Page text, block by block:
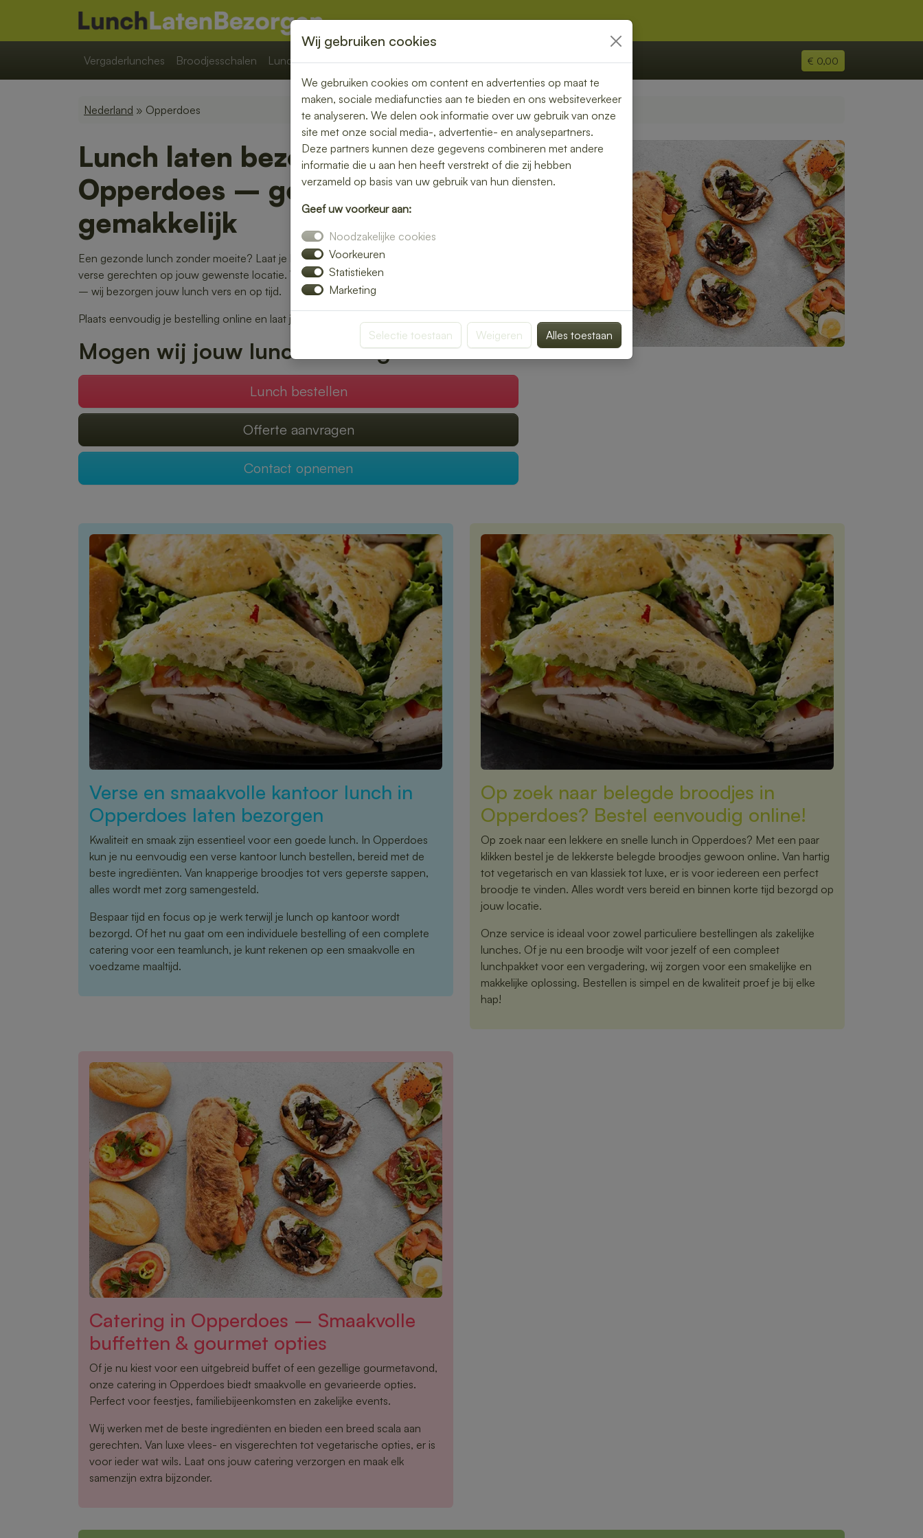
Vergaderlunches Broodjesschalen Lunchpakketten Overige € 0,00
Nederland » Opperdoes
Lunch laten bezorgen in
Opperdoes – gezond, vers en
gemakkelijk
Een gezonde lunch zonder moeite? Laat je lunch bezorgen in Opperdoes en geniet van
verse gerechten op jouw gewenste locatie. Van kleurrijke salades tot knapperige broodjes
– wij bezorgen jouw lunch vers en op tijd.
Plaats eenvoudig je bestelling online en laat je verrassen door smaak en kwaliteit.
Mogen wij jouw lunch verzorgen?
Lunch bestellen
Offerte aanvragen
Contact opnemen
Verse en smaakvolle kantoor lunch in
Opperdoes laten bezorgen
Kwaliteit en smaak zijn essentieel voor een goede lunch. In Opperdoes
kun je nu eenvoudig een verse kantoor lunch bestellen, bereid met de
beste ingrediënten. Van knapperige broodjes tot vers geperste sappen,
alles wordt met zorg samengesteld.
Bespaar tijd en focus op je werk terwijl je lunch op kantoor wordt
bezorgd. Of het nu gaat om een individuele bestelling of een complete
catering voor een teamlunch, je kunt rekenen op een smaakvolle en
voedzame maaltijd.
Op zoek naar belegde broodjes in
Opperdoes? Bestel eenvoudig online!
Op zoek naar een lekkere en snelle lunch in Opperdoes? Met een paar
klikken bestel je de lekkerste belegde broodjes gewoon online. Van hartig
tot vegetarisch en van klassiek tot luxe, er is voor iedereen een perfect
broodje te vinden. Alles wordt vers bereid en binnen korte tijd bezorgd op
jouw locatie.
Onze service is ideaal voor zowel particuliere bestellingen als zakelijke
lunches. Of je nu een broodje wilt voor jezelf of een compleet
lunchpakket voor een vergadering, wij zorgen voor een smakelijke en
makkelijke oplossing. Bestellen is simpel en de kwaliteit proef je bij elke
hap!
Catering in Opperdoes – Smaakvolle
buffetten & gourmet opties
Of je nu kiest voor een uitgebreid buffet of een gezellige gourmetavond,
onze catering in Opperdoes biedt smaakvolle en gevarieerde opties.
Perfect voor feestjes, familiebijeenkomsten en zakelijke events.
Wij werken met de beste ingrediënten en bieden een breed scala aan
gerechten. Van luxe vlees- en visgerechten tot vegetarische opties, er is
voor ieder wat wils. Laat ons jouw catering verzorgen en maak elk
samenzijn extra bijzonder.
Wij gebruiken cookies
We gebruiken cookies om content en advertenties op maat te
maken, sociale mediafuncties aan te bieden en ons websiteverkeer
te analyseren. We delen ook informatie over uw gebruik van onze
site met onze social media-, advertentie- en analysepartners.
Deze partners kunnen deze gegevens combineren met andere
informatie die u aan hen heeft verstrekt of die zij hebben
verzameld op basis van uw gebruik van hun diensten.
Geef uw voorkeur aan:
Noodzakelijke cookies
Voorkeuren
Statistieken
Marketing
Selectie toestaan Weigeren Alles toestaan